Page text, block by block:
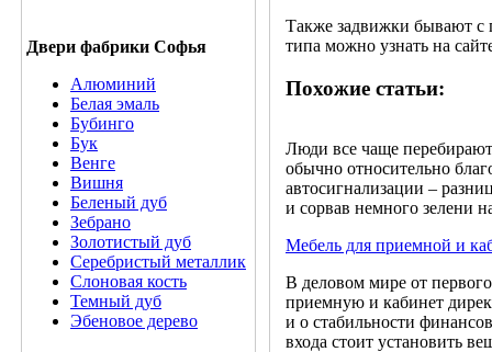
Двери фабрики Софья
Алюминий
Белая эмаль
Бубинго
Бук
Венге
Вишня
Беленый дуб
Зебрано
Золотистый дуб
Серебристый металлик
Слоновая кость
Темный дуб
Эбеновое дерево
Также задвижки бывают с
типа можно узнать на
Похожие статьи:
Люди все чаще
обычно относительно
автосигнализации –
и сорвав немного зелени
Мебель для приемной и
В деловом мире от
приемную и кабинет
и о стабильности
входа стоит установить